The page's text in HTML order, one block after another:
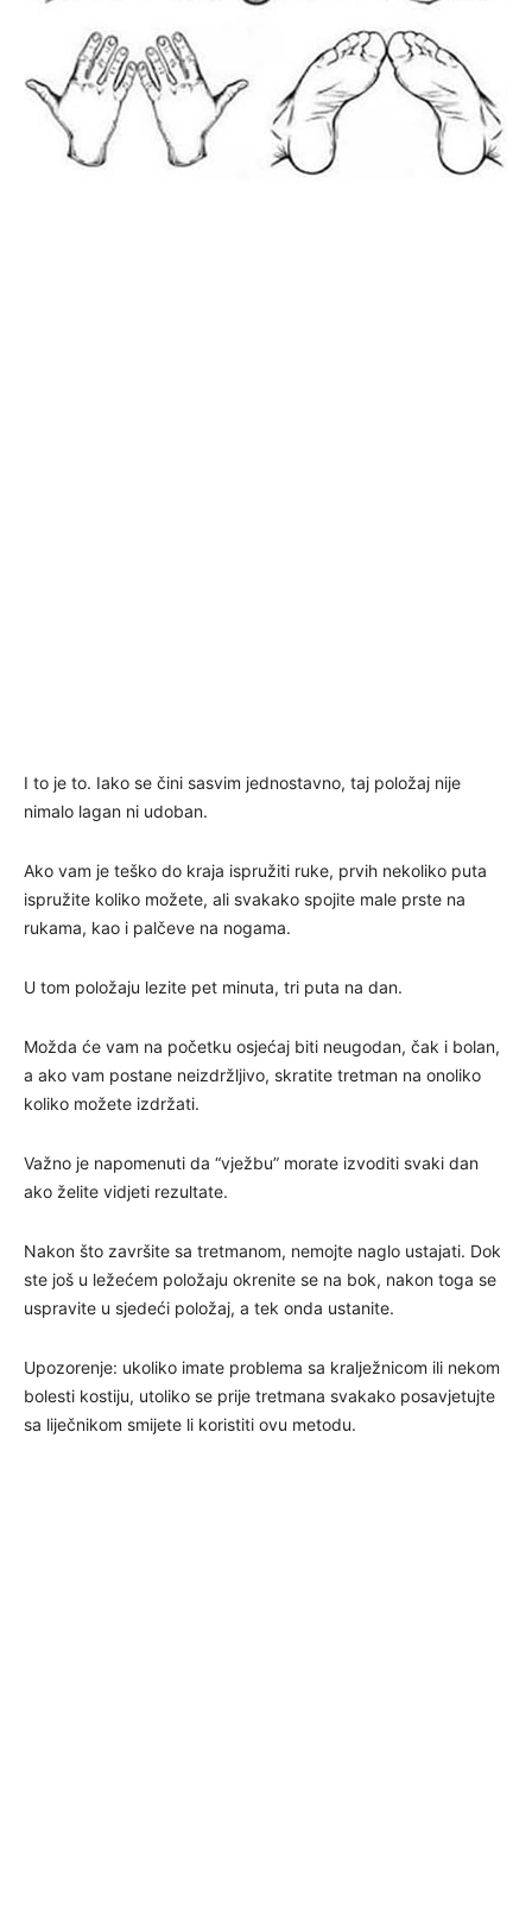
I to je to. Iako se čini sasvim jednostavno, taj položaj nije
nimalo lagan ni udoban.
Ako vam je teško do kraja ispružiti ruke, prvih nekoliko puta
ispružite koliko možete, ali svakako spojite male prste na
rukama, kao i palčeve na nogama.
U tom položaju lezite pet minuta, tri puta na dan.
Možda će vam na početku osjećaj biti neugodan, čak i bolan,
a ako vam postane neizdržljivo, skratite tretman na onoliko
koliko možete izdržati.
Važno je napomenuti da “vježbu” morate izvoditi svaki dan
ako želite vidjeti rezultate.
Nakon što završite sa tretmanom, nemojte naglo ustajati. Dok
ste još u ležećem položaju okrenite se na bok, nakon toga se
uspravite u sjedeći položaj, a tek onda ustanite.
Upozorenje: ukoliko imate problema sa kralježnicom ili nekom
bolesti kostiju, utoliko se prije tretmana svakako posavjetujte
sa liječnikom smijete li koristiti ovu metodu.